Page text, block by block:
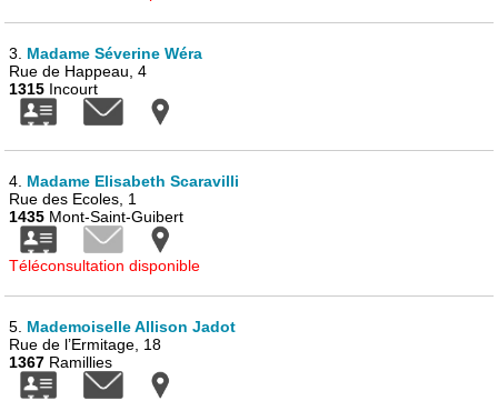
3. Madame Séverine Wéra
Rue de Happeau, 4
1315 Incourt
4. Madame Elisabeth Scaravilli
Rue des Ecoles, 1
1435 Mont-Saint-Guibert
Téléconsultation disponible
5. Mademoiselle Allison Jadot
Rue de l’Ermitage, 18
1367 Ramillies